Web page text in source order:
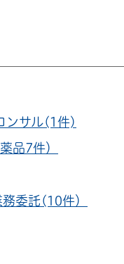
ンサル(1件)
品7件）
務委託(10件）